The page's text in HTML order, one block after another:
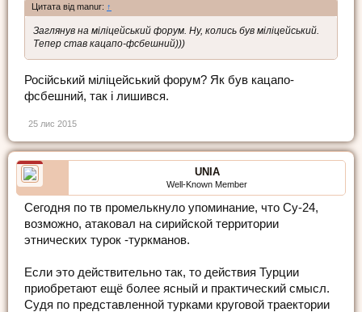
Цитата від manur: ↑
Заглянув на міліцейський форум. Ну, колись був міліцейський.
Тепер став кацапо-фсбешний)))
Російський міліцейський форум? Як був кацапо-
фсбешний, так і лишився.
25 лис 2015
UNIA
Well-Known Member
Cегодня по тв промелькнуло упоминание, что Су-24,
возможно, атаковал на сирийской территории
этнических турок -туркманов.
Если это действительно так, то действия Турции
приобретают ещё более ясный и практический смысл.
Судя по представленной турками круговой траектории